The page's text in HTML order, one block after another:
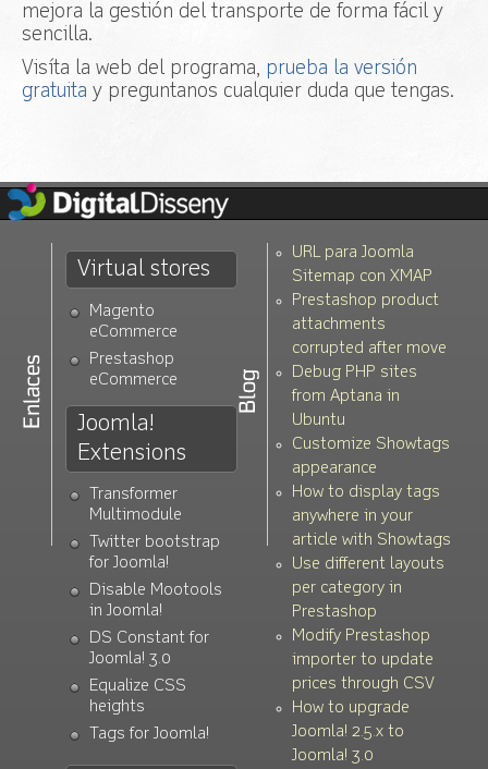
mejora la gestión del transporte de forma fácil y
sencilla.
Visíta la web del programa, prueba la versión
gratuita y preguntanos cualquier duda que tengas.
Virtual stores
Magento
eCommerce
Prestashop
eCommerce
Joomla!
Extensions
Transformer
Multimodule
Twitter bootstrap
for Joomla!
Disable Mootools
in Joomla!
DS Constant for
Joomla! 3.0
Equalize CSS
heights
Tags for Joomla!
URL para Joomla
Sitemap con XMAP
Prestashop product
attachments
corrupted after move
Debug PHP sites
from Aptana in
Ubuntu
Customize Showtags
appearance
How to display tags
anywhere in your
article with Showtags
Use different layouts
per category in
Prestashop
Modify Prestashop
importer to update
prices through CSV
How to upgrade
Joomla! 2.5.x to
Joomla! 3.0